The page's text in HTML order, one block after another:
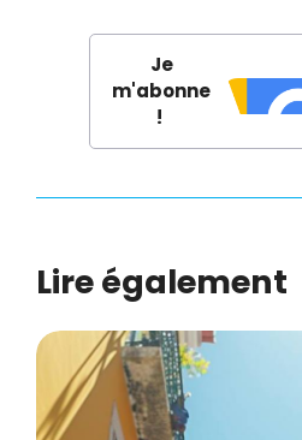
Je
m'abonne
!
Lire également